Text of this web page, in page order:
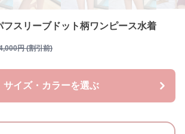
フスリーブドット柄ワンピース水着
円 (割引前)
サイズ・カラーを選ぶ